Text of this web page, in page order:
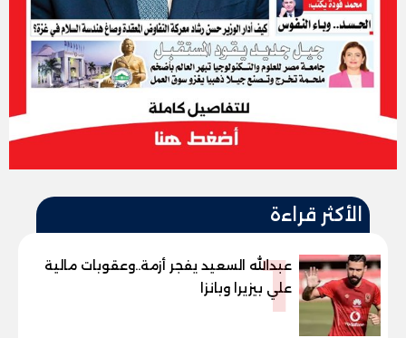
الأكثر قراءة
1
عبدالله السعيد يفجر أزمة..وعقوبات مالية
علي بيزيرا وبانزا